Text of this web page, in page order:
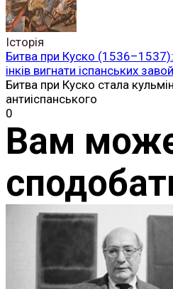
Історія
Битва при Куско
інків вигнати іспанських
Битва при Куско стала
антиіспанського
0
Вам